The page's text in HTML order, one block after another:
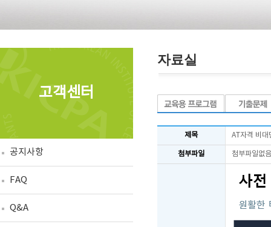
고객센터
공지사항
FAQ
Q&A
자료실
제목 AT자격 비대
첨부파일 첨부파일없음